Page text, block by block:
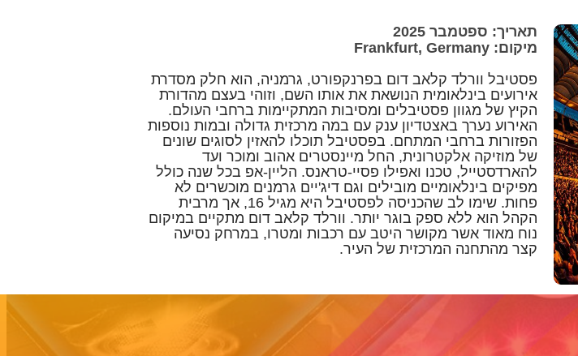
תאריך: ספטמבר 2025
מיקום: Frankfurt, Germany
פסטיבל וורלד קלאב דום בפרנקפורט, גרמניה, הוא חלק מסדרת
אירועים בינלאומית הנושאת את אותו השם, וזוהי בעצם מהדורת
הקיץ של מגוון פסטיבלים ומסיבות המתקיימות ברחבי העולם.
האירוע נערך באצטדיון ענק עם במה מרכזית גדולה ובמות נוספות
הפזורות ברחבי המתחם. בפסטיבל תוכלו להאזין לסוגים שונים
של מוזיקה אלקטרונית, החל מיינסטרים אהוב ומוכר ועד
להארדסטייל, טכנו ואפילו פסיי-טראנס. הליין-אפ בכל שנה כולל
מפיקים בינלאומיים מובילים וגם דיג'יים גרמנים מוכשרים לא
פחות. שימו לב שהכניסה לפסטיבל היא מגיל 16, אך מרבית
הקהל הוא ללא ספק בוגר יותר. וורלד קלאב דום מתקיים במיקום
נוח מאוד אשר מקושר היטב עם רכבות ומטרו, במרחק נסיעה
קצר מהתחנה המרכזית של העיר.